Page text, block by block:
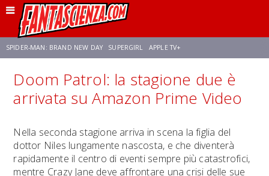
SPIDER-MAN: BRAND NEW DAY SUPERGIRL APPLE TV+
FRANCO RICCIARDIELLO ZENDAYA STAR TREK AVENGERS: DOOMSDAY
Doom Patrol: la stagione due è
arrivata su Amazon Prime Video
Nella seconda stagione arriva in scena la figlia del
dottor Niles lungamente nascosta, e che diventerà
rapidamente il centro di eventi sempre più catastrofici,
mentre Crazy Jane deve affrontare una crisi delle sue